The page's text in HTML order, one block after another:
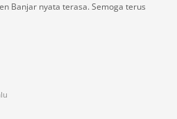
Banjar nyata terasa. Semoga terus